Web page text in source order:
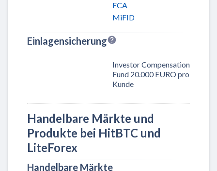
FCA
MiFID
Einlagensicherung
Investor Compensation
Fund 20.000 EURO pro
Kunde
Handelbare Märkte und
Produkte bei HitBTC und
LiteForex
Handelbare Märkte